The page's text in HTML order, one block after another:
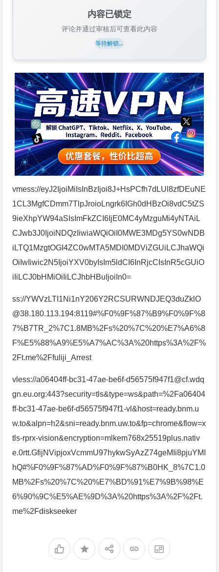
内容已锁定
评论并通过审核后可查看此内容
等待解锁...
vmess://eyJ2IjoiMiIsInBzIjoi8J+HsPCfh7dLUl8zfDEuNE
1CL3MgfCDmm7TlpJroioLngrk6IGh0dHBzOi8vdC5tZS
9ieXhpYW94aSIsImFkZCI6IjE0MC4yMzguMi4yNTAiL
CJwb3J0IjoiNDQzIiwiaWQiOiI0MWE3MDg5YS0wNDB
iLTQ1MzgtOGI4ZC0wMTA5MDI0MDViZGUiLCJhaWQi
OiIwIiwic2N5IjoiYXV0byIsIm5ldCI6InRjcCIsInR5cGUiO
iIiLCJ0bHMiOiIiLCJhbHBuIjoiIn0=
ss://YWVzLTI1Ni1nY206Y2RCSURWNDJEQ3duZklO
@38.180.113.194:8119#%F0%9F%87%B9%F0%9F%8
7%B7TR_2%7C1.8MB%2Fs%20%7C%20%E7%A6%8
F%E5%88%A9%E5%A7%AC%3A%20https%3A%2F%
2Ft.me%2Ffuliji_Arrest
vless://a06404ff-bc31-47ae-be6f-d56575f947f1@cf.wdq
gn.eu.org:443?security=tls&type=ws&path=%2Fa06404
ff-bc31-47ae-be6f-d56575f947f1-vl&host=ready.bnm.u
w.to&alpn=h2&sni=ready.bnm.uw.to&fp=chrome&flow=x
tls-rprx-vision&encryption=mlkem768x25519plus.nativ
e.0rtt.GfijNVipjoxVcmmU97hykwSyAzZ74geMIi8pjuYMI
hQ#%F0%9F%87%AD%F0%9F%87%B0HK_8%7C1.0
MB%2Fs%20%7C%20%E7%BD%91%E7%9B%98%E
6%90%9C%E5%AE%9D%3A%20https%3A%2F%2Ft.
me%2Fdiskseeker